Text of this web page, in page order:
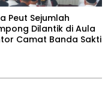
Peut Sejumlah
Dilantik di Aula
Camat Banda Sakti